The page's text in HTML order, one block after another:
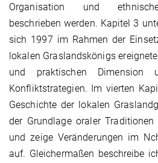
Organisation und
beschrieben werden. Kapitel 3
sich 1997 im Rahmen der
lokalen Graslandskönigs
und praktischen Dimension
Konfliktstrategien. Im vierten
Geschichte der lokalen
der Grundlage oraler
und zeige Veränderungen im
auf. Gleichermaßen beschreibe